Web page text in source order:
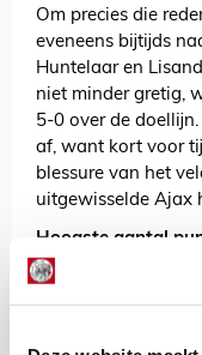
Om precies die
eveneens bijtijds
Huntelaar en
niet minder gretig,
5-0 over de
af, want kort voor
blessure van het
uitgewisselde Ajax
Hoogste aantal
2006/2007
Met de zege op
in de eredivisie